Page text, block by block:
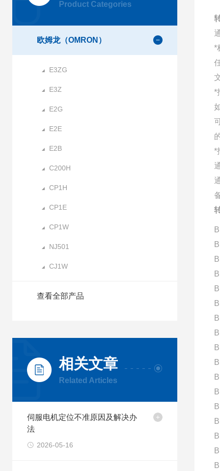
Product Categories
欧姆龙（OMRON）
E3ZG
E3Z
E2G
E2E
E2B
C200H
CP1H
CP1E
CP1W
NJ501
CJ1W
查看全部产品
相关文章
Related Articles
伺服电机定位不准原因及解决办
法
2026-05-16
*
*
*